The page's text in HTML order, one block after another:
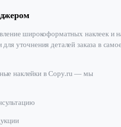
широкоформатных наклеек и
уточнения деталей заказа в
наклейки в Copy.ru — мы